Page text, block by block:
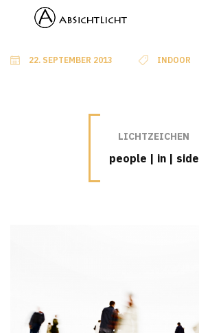
22. SEPTEMBER 2013 INDOOR
LICHTZEICHEN
people | in | side